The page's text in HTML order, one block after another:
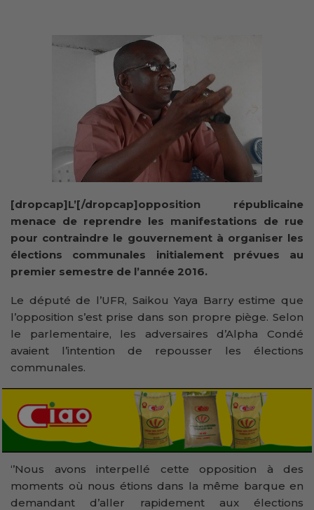
[dropcap]L’[/dropcap]opposition républicaine
menace de reprendre les manifestations de rue
pour contraindre le gouvernement à organiser les
élections communales initialement prévues au
premier semestre de l’année 2016.
Le député de l’UFR, Saikou Yaya Barry estime que
l’opposition s’est prise dans son propre piège. Selon
le parlementaire, les adversaires d’Alpha Condé
avaient l’intention de repousser les élections
communales.
‘’Nous avons interpellé cette opposition à des
moments où nous étions dans la même barque en
demandant d’aller rapidement aux élections